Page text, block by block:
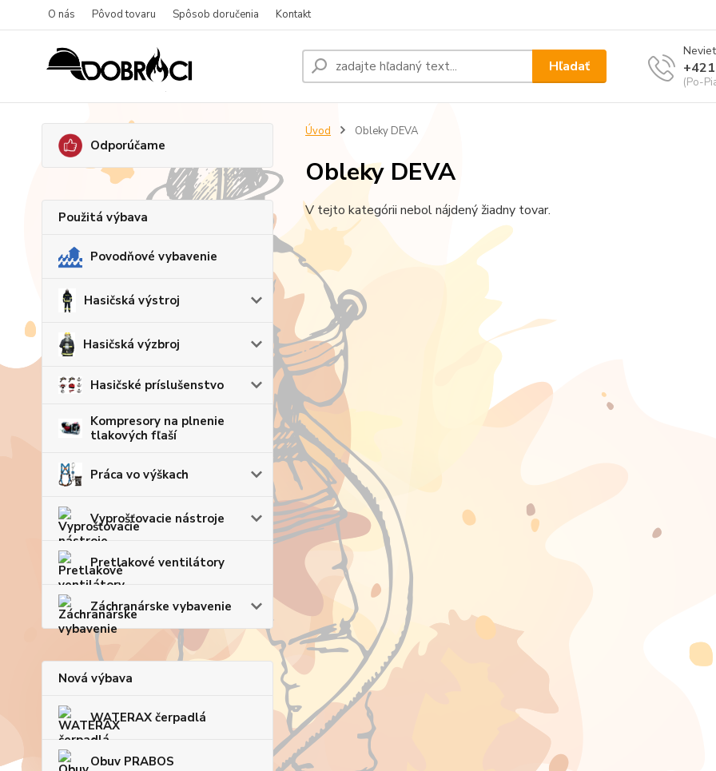
O nás Pôvod tovaru Spôsob doručenia Kontakt
Hľadať
(Po-
Odporúčame
Použitá výbava
Povodňové vybavenie
Hasičská výstroj
Hasičská výzbroj
Hasičské príslušenstvo
Kompresory na plnenie
tlakových fľaší
Práca vo výškach
Vyprošťovacie nástroje
Pretlakové ventilátory
Záchranárske vybavenie
Nová výbava
WATERAX čerpadlá
Obuv PRABOS
Úvod Obleky DEVA
Obleky DEVA
V tejto kategórii nebol nájdený žiadny tovar.